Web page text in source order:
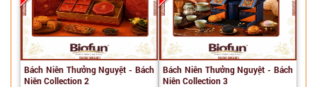
Bách Niên Thưởng Nguyệt - Bách
Niên Collection 2
Bách Niên Thưởng Nguyệt - Bách
Niên Collection 3